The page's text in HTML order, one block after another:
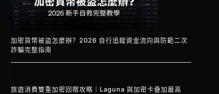
加密貨幣被盜怎麼辦？2026 自行追蹤資金流向與防範二次
詐騙完整指南
旅遊消費雙重加密回贈攻略｜Laguna 與加密卡疊加最高